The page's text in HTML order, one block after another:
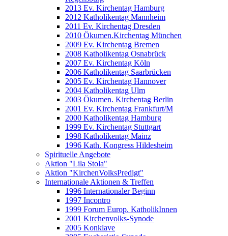
2013 Ev. Kirchentag Hamburg
2012 Katholikentag Mannheim
2011 Ev. Kirchentag Dresden
2010 Ökumen.Kirchentag München
2009 Ev. Kirchentag Bremen
2008 Katholikentag Osnabrück
2007 Ev. Kirchentag Köln
2006 Katholikentag Saarbrücken
2005 Ev. Kirchentag Hannover
2004 Katholikentag Ulm
2003 Ökumen. Kirchentag Berlin
2001 Ev. Kirchentag Frankfurt/M
2000 Katholikentag Hamburg
1999 Ev. Kirchentag Stuttgart
1998 Katholikentag Mainz
1996 Kath. Kongress Hildesheim
Spirituelle Angebote
Aktion "Lila Stola"
Aktion "KirchenVolksPredigt"
Internationale Aktionen & Treffen
1996 Internationaler Beginn
1997 Incontro
1999 Forum Europ. KatholikInnen
2001 Kirchenvolks-Synode
2005 Konklave